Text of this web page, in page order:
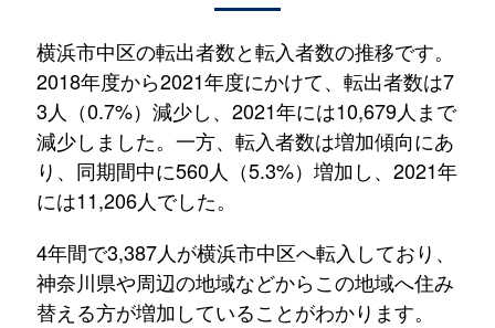
横浜市中区の転出者数と転入者数の推移です。
2018年度から2021年度にかけて、転出者数は7
3人（0.7%）減少し、2021年には10,679人まで
減少しました。一方、転入者数は増加傾向にあ
り、同期間中に560人（5.3%）増加し、2021年
には11,206人でした。
4年間で3,387人が横浜市中区へ転入しており、
神奈川県や周辺の地域などからこの地域へ住み
替える方が増加していることがわかります。